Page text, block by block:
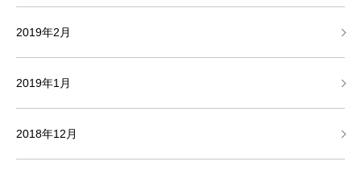
2019年2月
2019年1月
2018年12月